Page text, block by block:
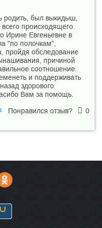
родить, был выкидыш,
происходящего.
Ирине Евгеньевне в
"по полочкам",
пройдя обследование
причиной
соотношение.
и поддерживать
здорового
Вам за помощь.
Понравился отзыв?
0